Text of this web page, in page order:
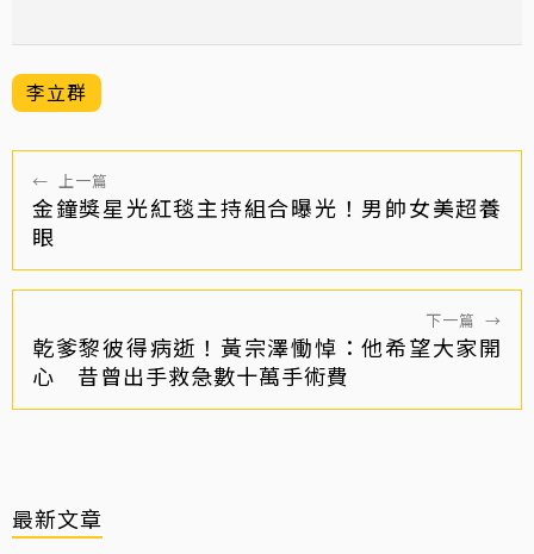
李立群
← 上一篇
金鐘獎星光紅毯主持組合曝光！男帥女美超養
眼
下一篇 →
乾爹黎彼得病逝！黃宗澤慟悼：他希望大家開
心 昔曾出手救急數十萬手術費
最新文章